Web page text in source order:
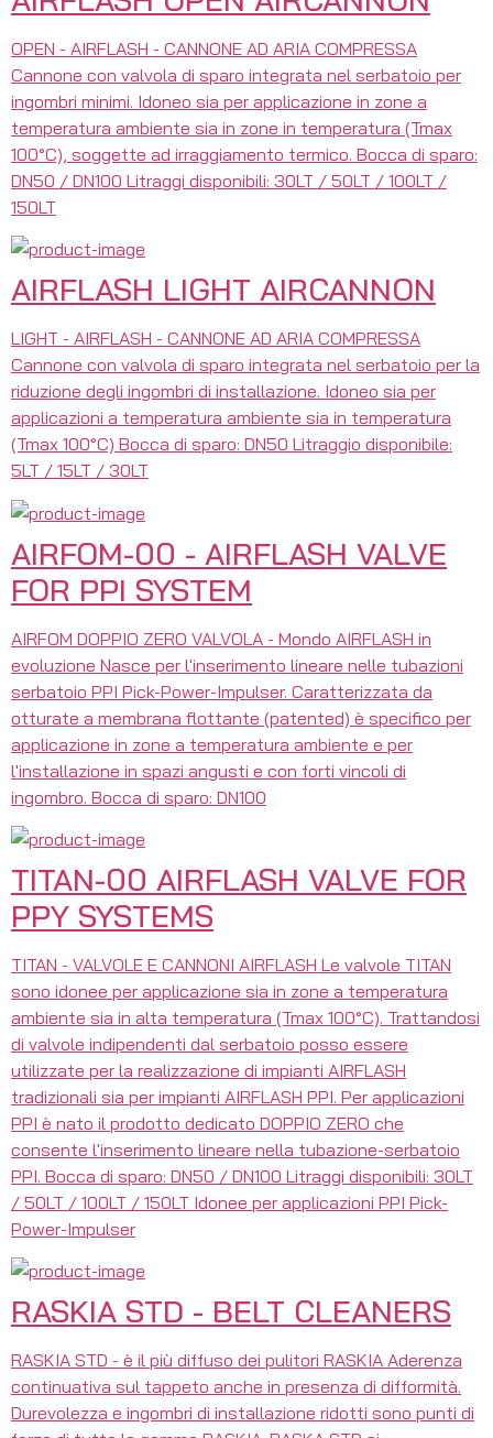
OPEN - AIRFLASH - CANNONE AD ARIA COMPRESSA
Cannone con valvola di sparo integrata nel serbatoio per
ingombri minimi. Idoneo sia per applicazione in zone a
temperatura ambiente sia in zone in temperatura (Tmax
100°C), soggette ad irraggiamento termico. Bocca di sparo:
DN50 / DN100 Litraggi disponibili: 30LT / 50LT / 100LT /
150LT
AIRFLASH LIGHT AIRCANNON
LIGHT - AIRFLASH - CANNONE AD ARIA COMPRESSA
Cannone con valvola di sparo integrata nel serbatoio per la
riduzione degli ingombri di installazione. Idoneo sia per
applicazioni a temperatura ambiente sia in temperatura
(Tmax 100°C) Bocca di sparo: DN50 Litraggio disponibile:
5LT / 15LT / 30LT
AIRFOM-00 - AIRFLASH VALVE
FOR PPI SYSTEM
AIRFOM DOPPIO ZERO VALVOLA - Mondo AIRFLASH in
evoluzione Nasce per l'inserimento lineare nelle tubazioni
serbatoio PPI Pick-Power-Impulser. Caratterizzata da
otturate a membrana flottante (patented) è specifico per
applicazione in zone a temperatura ambiente e per
l'installazione in spazi angusti e con forti vincoli di
ingombro. Bocca di sparo: DN100
TITAN-00 AIRFLASH VALVE FOR
PPY SYSTEMS
TITAN - VALVOLE E CANNONI AIRFLASH Le valvole TITAN
sono idonee per applicazione sia in zone a temperatura
ambiente sia in alta temperatura (Tmax 100°C). Trattandosi
di valvole indipendenti dal serbatoio posso essere
utilizzate per la realizzazione di impianti AIRFLASH
tradizionali sia per impianti AIRFLASH PPI. Per applicazioni
PPI è nato il prodotto dedicato DOPPIO ZERO che
consente l'inserimento lineare nella tubazione-serbatoio
PPI. Bocca di sparo: DN50 / DN100 Litraggi disponibili: 30LT
/ 50LT / 100LT / 150LT Idonee per applicazioni PPI Pick-
Power-Impulser
RASKIA STD - BELT CLEANERS
RASKIA STD - è il più diffuso dei pulitori RASKIA Aderenza
continuativa sul tappeto anche in presenza di difformità.
Durevolezza e ingombri di installazione ridotti sono punti di